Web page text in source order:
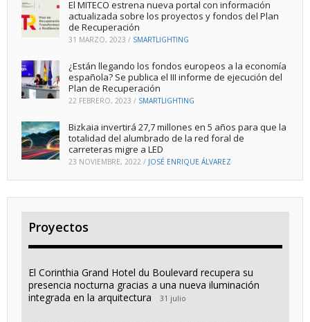
El MITECO estrena nueva portal con información
actualizada sobre los proyectos y fondos del Plan
de Recuperación
31 MARZO, 2023 / SMARTLIGHTING
¿Están llegando los fondos europeos a la economía
española? Se publica el III informe de ejecución del
Plan de Recuperación
22 FEBRERO, 2023 / SMARTLIGHTING
Bizkaia invertirá 27,7 millones en 5 años para que la
totalidad del alumbrado de la red foral de
carreteras migre a LED
23 NOVIEMBRE, 2022 / JOSÉ ENRIQUE ÁLVAREZ
Proyectos
El Corinthia Grand Hotel du Boulevard recupera su
presencia nocturna gracias a una nueva iluminación
integrada en la arquitectura
31 julio